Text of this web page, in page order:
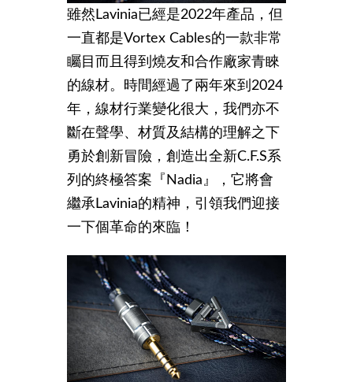
雖然Lavinia已經是2022年產品，但
一直都是Vortex Cables的一款非常
矚目而且得到燒友和合作廠家青睞
的線材。時間經過了兩年來到2024
年，線材行業變化很大，我們亦不
斷在聲學、材質及結構的理解之下
勇於創新冒險，創造出全新C.F.S系
列的終極答案『Nadia』，它將會
繼承Lavinia的精神，引領我們迎接
一下個革命的來臨！